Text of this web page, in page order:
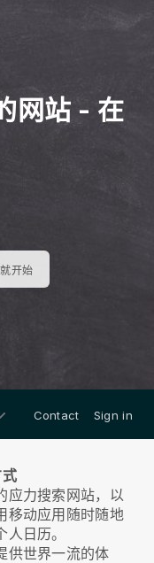
网站 - 在
开始
Contact Sign in
应力搜索网站，以
移动应用随时随地
日历。
供世界一流的体